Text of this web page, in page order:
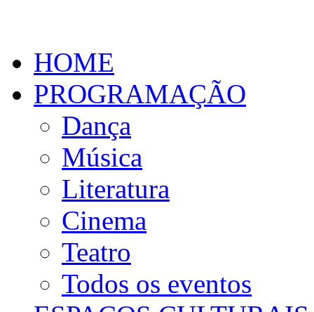
HOME
PROGRAMAÇÃO
Dança
Música
Literatura
Cinema
Teatro
Todos os eventos